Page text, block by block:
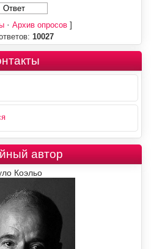
· Архив опросов]
10027
автор
Коэльо